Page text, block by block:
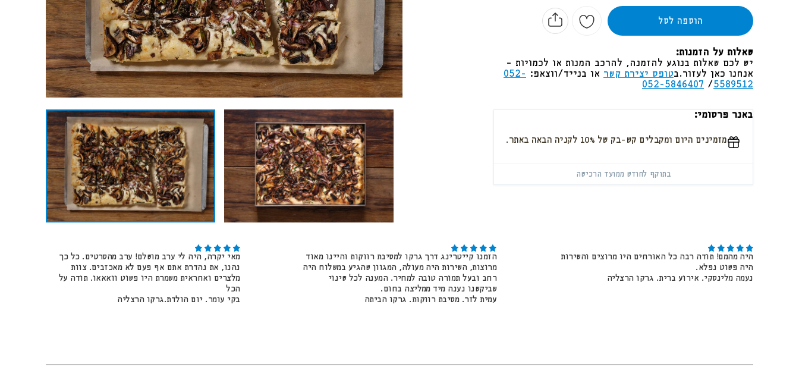
הוספה לסל
שאלות על הזמנות:
יש לכם שאלות בנוגע להזמנה, להרכב המנות או לכמויות –
אנחנו כאן לעזור. בטופס יצירת קשר או בנייד/ווצאפ: 052-
5589512
/
052-5846407
באנר פרסומי:
מזמינים היום ומקבלים קש-בק של 10% לקניה הבאה באתר.
בתוקף לחודש ממועד הרכישה
היה מהמם! תודה רבה כל האורחים היו מרוצים והשירות
היה פשוט נפלא.
נעמה מלינסקי. אירוע ברית. גרקו הרצליה
הזמנו קייטרינג דרך גרקו למסיבת רווקות והיינו מאוד
מרוצות, השירות היה מעולה, המגוון שהגיע במשלוח היה
רחב ובעל תמורה טובה למחיר. המענה לכל שינוי
שביקשנו נענה מיד ממליצה בחום.
עמית לזר. מסיבת רווקות. גרקו הביתה
מאי יקרה, היה לי ערב מושלם! ערב מהסרטים. כל כך
נהנו, את נהדרת אתם אף פעם לא מאכזבים. צוות
מלצרים ואחראית משמרת היו פשוט וואאאו. תודה על
הכל
בקי עומר. יום הולדת.גרקו הרצליה